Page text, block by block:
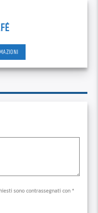
sono contrassegnati con *